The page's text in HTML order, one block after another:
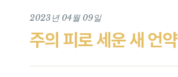
2023년 04월 09일
주의 피로 세운 새 언약